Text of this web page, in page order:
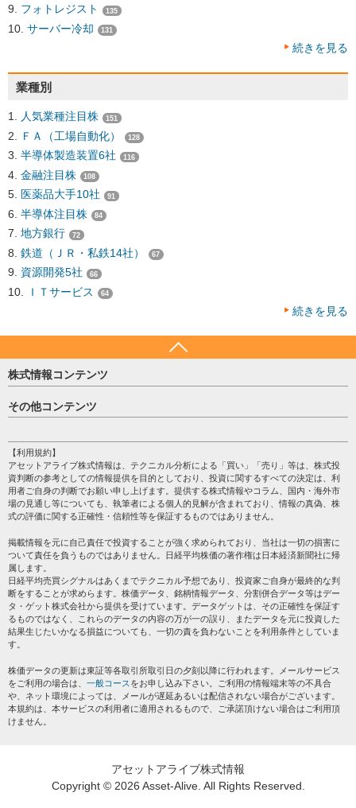
フォトレジスト 135
サーバー冷却 131
続きを見る
業種別
人気業種注目株 151
ＦＡ（工場自動化） 128
半導体製造装置6社 116
金融注目株 108
医薬品大手10社 91
半導体注目株 84
地方銀行 72
鉄道（ＪＲ・私鉄14社） 67
資源開発5社 66
ＩＴサービス 64
続きを見る
株式情報コンテンツ
日経平均
売買シグナル
注目銘柄
株テーマ情報
海外市況
投資カレンダー
格付け情報
その他コンテンツ
個人情報保護方針
プライバシーポリシー
会社案内
サイトマップ
過去データ
【利用規約】
アセットアライブ株式情報は、テクニカル分析による「買い」「売り」等は、株式投
資判断の参考としての情報提供を目的としており、投資に関するすべての決定は、利
用者ご自身の判断でお願い申し上げます。提供する株式情報やコラム、国内・海外市
場の見通し等についても、執筆者による個人的見解が含まれており、情報の真偽、株
式の評価に関する正確性・信頼性等を保証するものではありません。
掲載情報を元に自己責任で投資することが強く求められており、当社は一切の損害に
ついて責任を負うものではありません。日経平均株価の著作権は日本経済新聞社に帰
属します。
日経平均売買シグナルはあくまでテクニカル予想であり、投資家ご自身が最終的な判
断をすることが求めらます。株価データ、銘柄情報データ、分割併合データ等はデー
タ・ゲット株式会社から提供を受けています。データゲットは、その正確性を保証す
るものではなく、これらのデータの内容の万が一の誤り、またデータを元に投資した
結果生じたいかなる損益についても、一切の責を負わないことを利用条件としていま
す。
株価データの更新は東証等各取引所取引日の夕刻以降に行われます。メールサービス
をご利用の場合は、 一般コース をお申し込み下さい。ご利用の情報端末等の不具合
や、ネット環境によっては、メールが遅延あるいは配信されない場合がございます。
本規約は、本サービスの利用者に適用されるもので、ご承諾頂けない場合はご利用頂
けません。
アセットアライブ株式情報
Copyright © 2026 Asset-Alive. All Rights Reserved.